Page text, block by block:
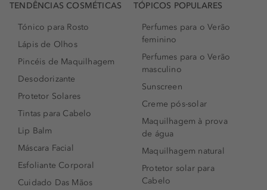
TENDÊNCIAS COSMÉTICAS
Tónico para Rosto
Lápis de Olhos
Pincéis de Maquilhagem
Desodorizante
Protetor Solares
Tintas para Cabelo
Lip Balm
Máscara Facial
Esfoliante Corporal
Cuidado Das Mãos
TÓPICOS POPULARES
Perfumes para o Verão
feminino
Perfumes para o Verão
masculino
Sunscreen
Creme pós-solar
Maquilhagem à prova
de água
Maquilhagem natural
Protetor solar para
Cabelo